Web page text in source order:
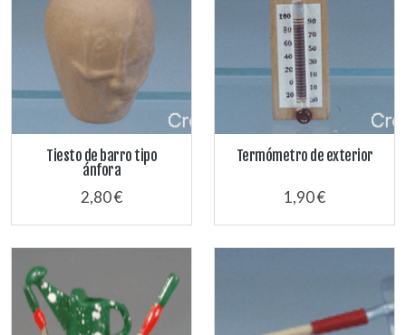
Tiesto de barro tipo
ánfora
2,80 €
Termómetro de exterior
1,90 €